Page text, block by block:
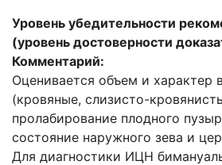
Уровень убедительности
(уровень достоверности
Комментарий:
Оценивается объем и характер
(кровяные, слизисто-
пролабирование плодного
состояние наружного зева и
Для диагностики ИЦН